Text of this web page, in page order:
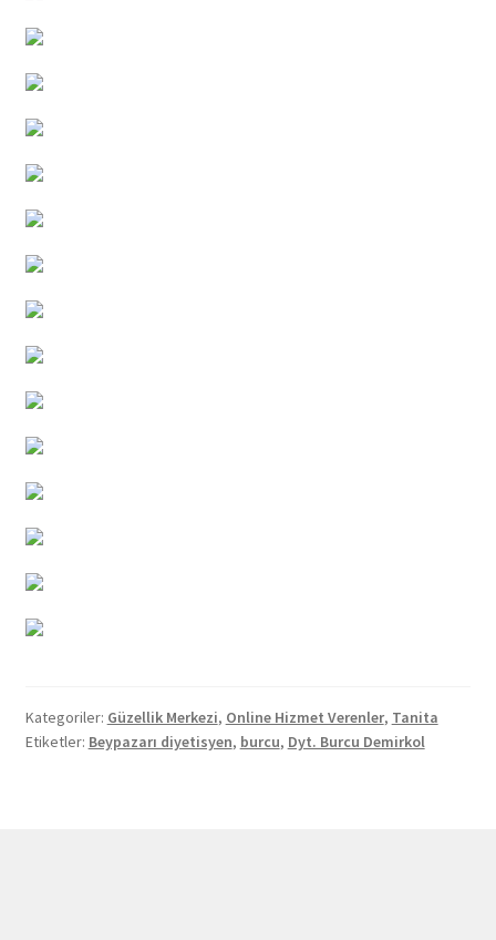
Kategoriler: Güzellik Merkezi, Online Hizmet Verenler, Tanita
Etiketler: Beypazarı diyetisyen, burcu, Dyt. Burcu Demirkol